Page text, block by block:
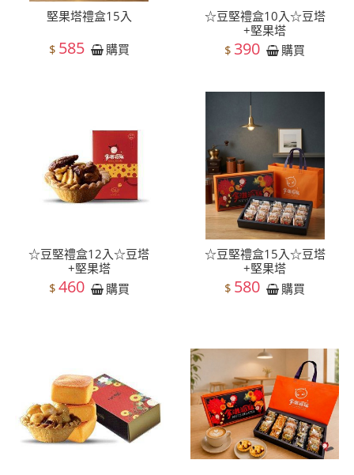
堅果塔禮盒15入
$ 585 購買
☆豆堅禮盒10入☆豆塔
+堅果塔
$ 390 購買
☆豆堅禮盒12入☆豆塔
+堅果塔
$ 460 購買
☆豆堅禮盒15入☆豆塔
+堅果塔
$ 580 購買